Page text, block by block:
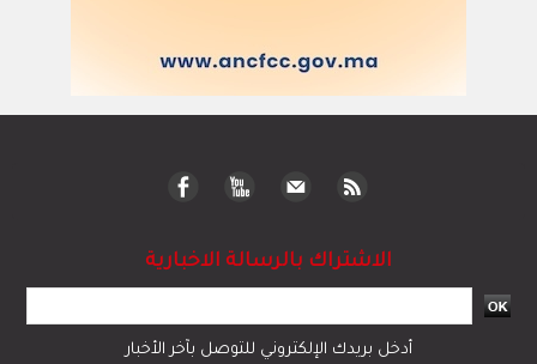
الاشتراك بالرسالة الاخبارية
أدخل بريدك الإلكتروني للتوصل بآخر الأخبار